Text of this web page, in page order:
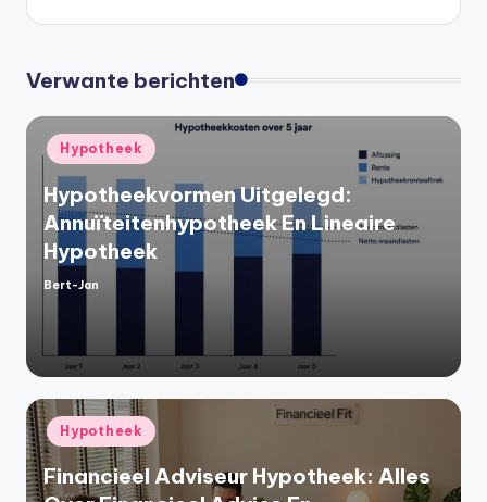
Verwante berichten
Geplaatst
in
Hypotheek
Hypotheekvormen Uitgelegd:
Annuïteitenhypotheek En Lineaire
Hypotheek
Geplaatst
Bert-Jan
Geplaatst
in
Hypotheek
Financieel Adviseur Hypotheek: Alles